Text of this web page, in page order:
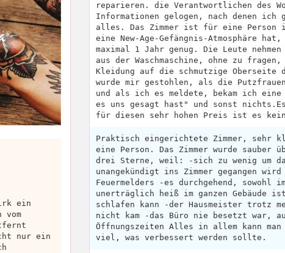
ein
vom
nur ein
reparieren. die Verantwortlichen des
Informationen gelogen, nach denen
alles. Das Zimmer ist für eine Person
eine New-Age-Gefängnis-Atmosphäre
maximal 1 Jahr genug. Die Leute
aus der Waschmaschine, ohne zu
Kleidung auf die schmutzige Oberseite
wurde mir gestohlen, als die
und als ich es meldete, bekam ich
es uns gesagt hast" und sonst
für diesen sehr hohen Preis ist es
Praktisch eingerichtete Zimmer, sehr
eine Person. Das Zimmer wurde sauber
drei Sterne, weil: -sich zu wenig um
unangekündigt ins Zimmer gegangen
Feuermelders -es durchgehend, sowohl
unerträglich heiß im ganzen Gebäude
schlafen kann -der Hausmeister trotz
nicht kam -das Büro nie besetzt war,
Öffnungszeiten Alles in allem kann
viel, was verbessert werden sollte.